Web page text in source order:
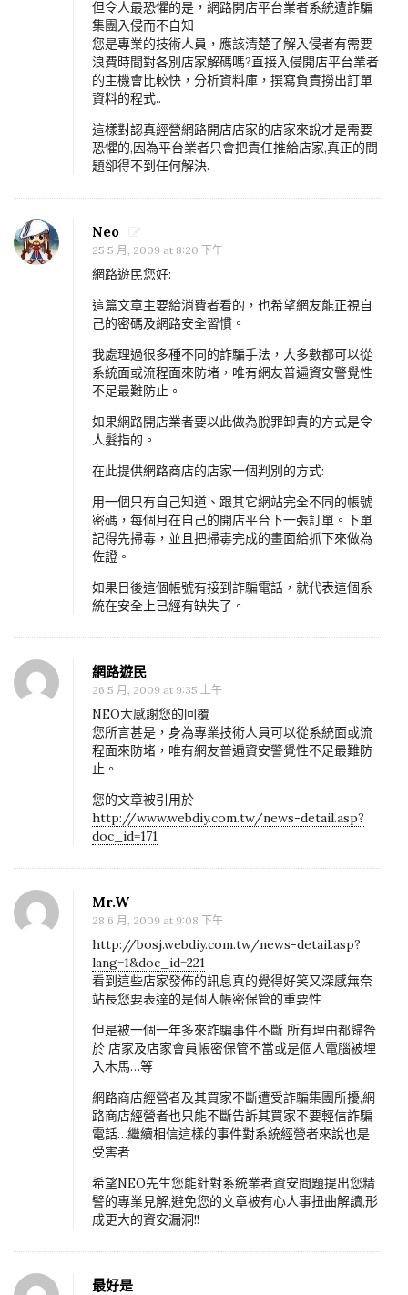
但令人最恐懼的是，網路開店平台業者系統遭詐騙
集團入侵而不自知
您是專業的技術人員，應該清楚了解入侵者有需要
浪費時間對各別店家解碼嗎?直接入侵開店平台業者
的主機會比較快，分析資料庫，撰寫負責撈出訂單
資料的程式..
這樣對認真經營網路開店店家的店家來說才是需要
恐懼的,因為平台業者只會把責任推給店家,真正的問
題卻得不到任何解決.
Neo
25 5 月, 2009 at 8:20 下午
網路遊民您好:
這篇文章主要給消費者看的，也希望網友能正視自
己的密碼及網路安全習慣。
我處理過很多種不同的詐騙手法，大多數都可以從
系統面或流程面來防堵，唯有網友普遍資安警覺性
不足最難防止。
如果網路開店業者要以此做為脫罪卸責的方式是令
人髮指的。
在此提供網路商店的店家一個判別的方式:
用一個只有自己知道、跟其它網站完全不同的帳號
密碼，每個月在自己的開店平台下一張訂單。下單
記得先掃毒，並且把掃毒完成的畫面給抓下來做為
佐證。
如果日後這個帳號有接到詐騙電話，就代表這個系
統在安全上已經有缺失了。
網路遊民
26 5 月, 2009 at 9:35 上午
NEO大感謝您的回覆
您所言甚是，身為專業技術人員可以從系統面或流
程面來防堵，唯有網友普遍資安警覺性不足最難防
止。
您的文章被引用於
http://www.webdiy.com.tw/news-detail.asp?
doc_id=171
Mr.W
28 6 月, 2009 at 9:08 下午
http://bosj.webdiy.com.tw/news-detail.asp?
lang=1&doc_id=221
看到這些店家發佈的訊息真的覺得好笑又深感無奈
站長您要表達的是個人帳密保管的重要性
但是被一個一年多來詐騙事件不斷 所有理由都歸咎
於 店家及店家會員帳密保管不當或是個人電腦被埋
入木馬…等
網路商店經營者及其買家不斷遭受詐騙集團所擾,網
路商店經營者也只能不斷告訴其買家不要輕信詐騙
電話…繼續相信這樣的事件對系統經營者來說也是
受害者
希望NEO先生您能針對系統業者資安問題提出您精
譬的專業見解,避免您的文章被有心人事扭曲解讀,形
成更大的資安漏洞!!
最好是